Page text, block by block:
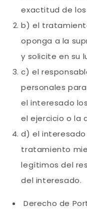
exactitud de
b) el
oponga a la
y solicite en su
c) el
personales
el interesado
el ejercicio o la
d) el
tratamiento
legítimos del
del interesado.
Derecho de